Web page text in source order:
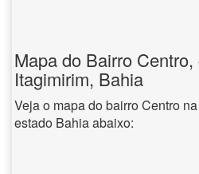
Mapa do Bairro
Itagimirim, Bahia
Veja o mapa do bairro Centro
estado Bahia abaixo: